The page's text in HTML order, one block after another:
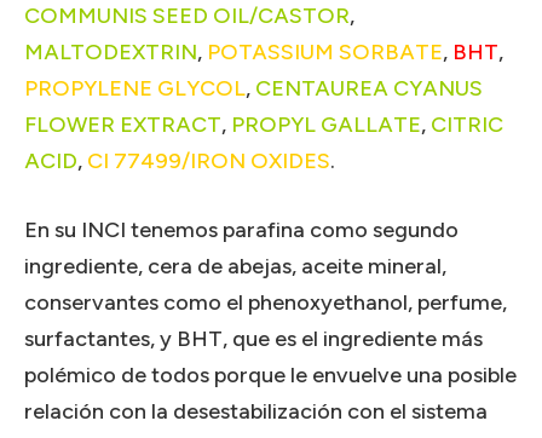
COMMUNIS SEED OIL/CASTOR,
MALTODEXTRIN, POTASSIUM SORBATE, BHT,
PROPYLENE GLYCOL, CENTAUREA CYANUS
FLOWER EXTRACT, PROPYL GALLATE, CITRIC
ACID, CI 77499/IRON OXIDES.
En su INCI tenemos parafina como segundo
ingrediente, cera de abejas, aceite mineral,
conservantes como el phenoxyethanol, perfume,
surfactantes, y BHT, que es el ingrediente más
polémico de todos porque le envuelve una posible
relación con la desestabilización con el sistema